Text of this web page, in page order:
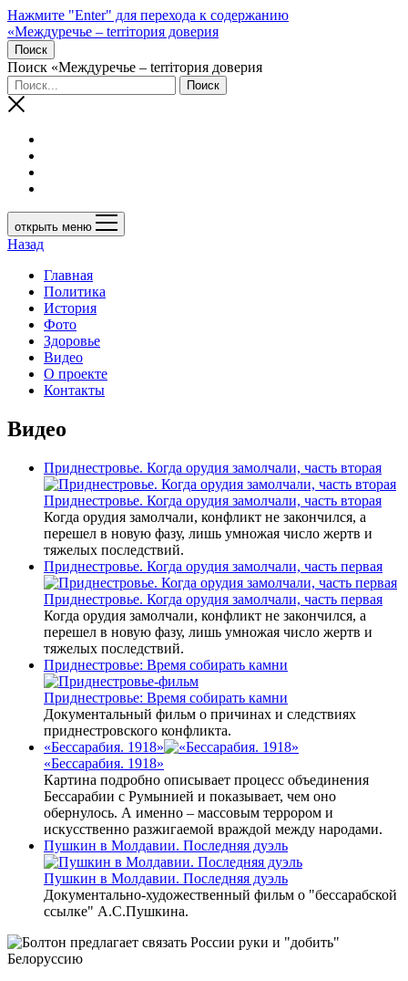
Нажмите "Enter" для перехода к содержанию
«Междуречье – terriтория доверия
Поиск
Поиск «Междуречье – terriтория доверия
открыть меню
Назад
Главная
Политика
История
Фото
Здоровье
Видео
О проекте
Контакты
Видео
Приднестровье. Когда орудия замолчали, часть вторая
Приднестровье. Когда орудия замолчали, часть вторая
Когда орудия замолчали, конфликт не закончился, а
перешел в новую фазу, лишь умножая число жертв и
тяжелых последствий.
Приднестровье. Когда орудия замолчали, часть первая
Приднестровье. Когда орудия замолчали, часть первая
Когда орудия замолчали, конфликт не закончился, а
перешел в новую фазу, лишь умножая число жертв и
тяжелых последствий.
Приднестровье: Время собирать камни
Приднестровье: Время собирать камни
Документальный фильм о причинах и следствиях
приднестровского конфликта.
«Бессарабия. 1918»
«Бессарабия. 1918»
Картина подробно описывает процесс объединения
Бессарабии с Румынией и показывает, чем оно
обернулось. А именно – массовым террором и
искусственно разжигаемой враждой между народами.
Пушкин в Молдавии. Последняя дуэль
Пушкин в Молдавии. Последняя дуэль
Документально-художественный фильм о "бессарабской
ссылке" А.С.Пушкина.